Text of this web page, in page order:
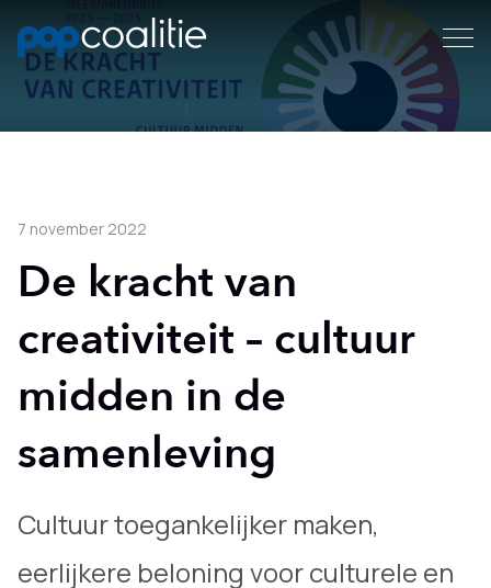
7 november 2022
De kracht van
creativiteit – cultuur
midden in de
samenleving
Cultuur toegankelijker maken,
eerlijkere beloning voor culturele en